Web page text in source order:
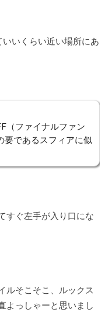
いくらい近い場所にあ
（ファイナルファン
要であるスフィアに似
すぐ左手が入り口にな
ルそこそこ、ルックス
よっしゃーと思いまし